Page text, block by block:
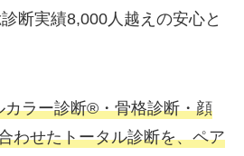
断実績8,000人越えの安心と
カラー診断®・骨格診断・顔
わせたトータル診断を、ペア